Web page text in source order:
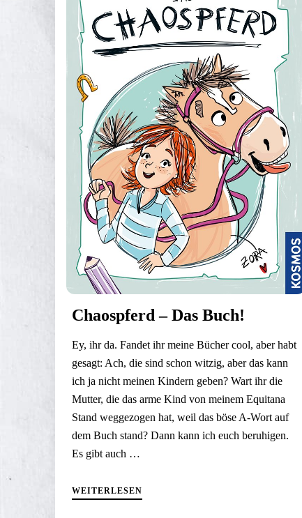
Chaospferd – Das Buch!
Ey, ihr da. Fandet ihr meine Bücher cool, aber habt
gesagt: Ach, die sind schon witzig, aber das kann
ich ja nicht meinen Kindern geben? Wart ihr die
Mutter, die das arme Kind von meinem Equitana
Stand weggezogen hat, weil das böse A-Wort auf
dem Buch stand? Dann kann ich euch beruhigen.
Es gibt auch …
WEITERLESEN